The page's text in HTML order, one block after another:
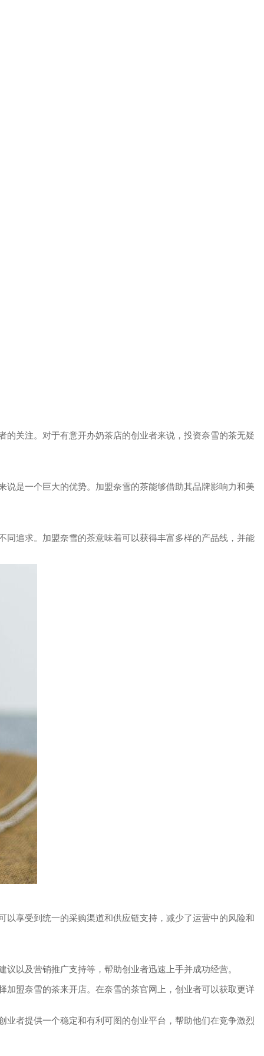
关注。对于有意开办奶茶店的创业者来说，投资奈雪的茶无疑
是一个巨大的优势。加盟奈雪的茶能够借助其品牌影响力和美
追求。加盟奈雪的茶意味着可以获得丰富多样的产品线，并能
享受到统一的采购渠道和供应链支持，减少了运营中的风险和
以及营销推广支持等，帮助创业者迅速上手并成功经营。
盟奈雪的茶来开店。在奈雪的茶官网上，创业者可以获取更详
者提供一个稳定和有利可图的创业平台，帮助他们在竞争激烈